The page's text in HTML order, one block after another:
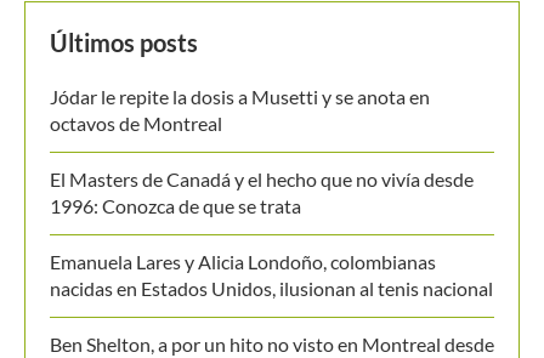
Últimos posts
Jódar le repite la dosis a Musetti y se anota en
octavos de Montreal
El Masters de Canadá y el hecho que no vivía desde
1996: Conozca de que se trata
Emanuela Lares y Alicia Londoño, colombianas
nacidas en Estados Unidos, ilusionan al tenis nacional
Ben Shelton, a por un hito no visto en Montreal desde